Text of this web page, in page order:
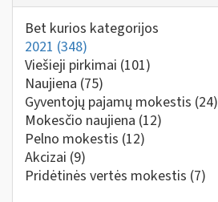
Bet kurios kategorijos
2021 (348)
Viešieji pirkimai (101)
Naujiena (75)
Gyventojų pajamų mokestis (24)
Mokesčio naujiena (12)
Pelno mokestis (12)
Akcizai (9)
Pridėtinės vertės mokestis (7)